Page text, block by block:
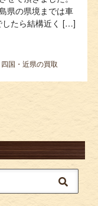
県の県境までは車
したら結構近く […]
四国・近県の買取